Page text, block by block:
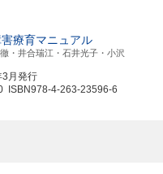
療育マニュアル
・井合瑞江・石井光子・小沢
月発行
ISBN978-4-263-23596-6